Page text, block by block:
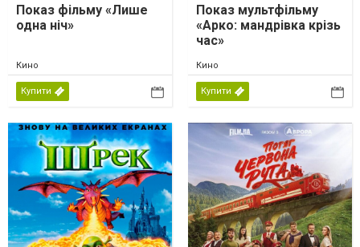
Показ фільму «Лише
одна ніч»
Кино
Купити
Показ мультфільму
«Арко: мандрівка крізь
час»
Кино
Купити